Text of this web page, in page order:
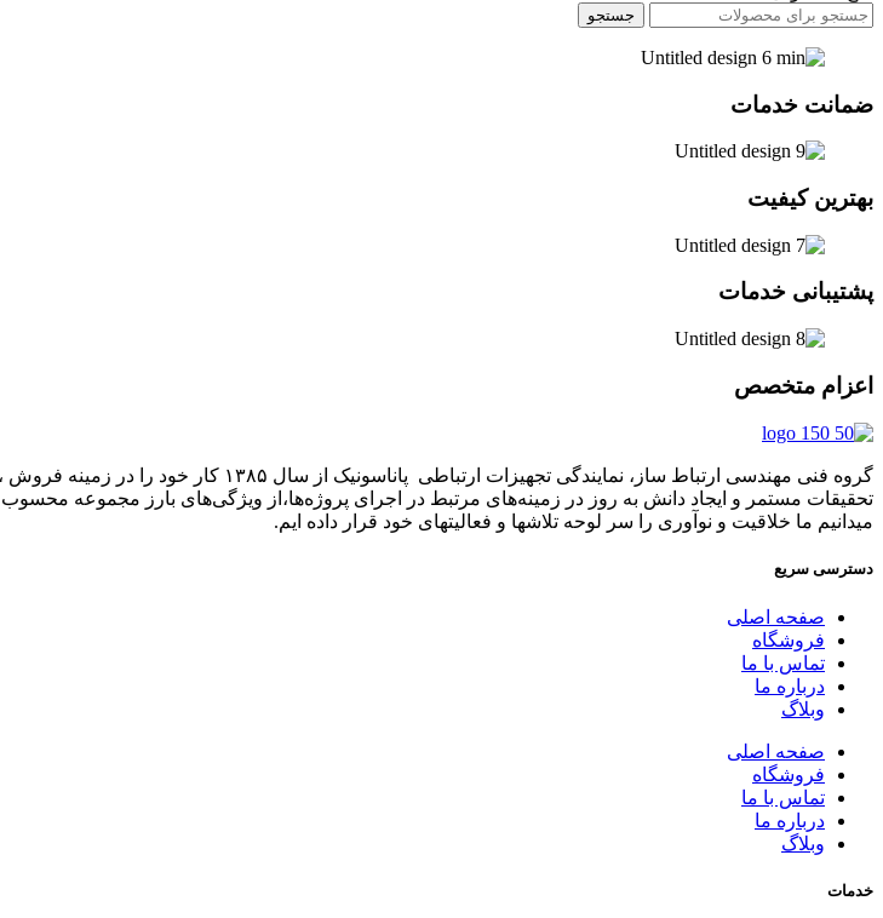
جستجو
ضمانت خدمات
بهترین کیفیت
پشتیبانی خدمات
اعزام متخصص
گروه فنی مهندسی ارتباط ساز، نمایندگی
تحقیقات مستمر و ایجاد دانش به‌ روز در زمینه‌های مرتبط در اجرای پروژه‌ها،از ویژگی‌های بارز مجموعه
میدانیم ما خلاقیت و نوآوری را سر لوحه تلاشها و فعالیتهای خود قرار داده ایم.
دسترسی سریع
صفحه اصلی
فروشگاه
تماس با ما
درباره ما
وبلاگ
صفحه اصلی
فروشگاه
تماس با ما
درباره ما
وبلاگ
خدمات